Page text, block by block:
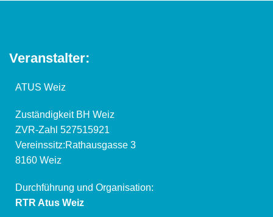
Veranstalter:
ATUS Weiz
Zuständigkeit BH Weiz
ZVR-Zahl 527515921
Vereinssitz:Rathausgasse 3
8160 Weiz
Durchführung und Organisation:
RTR Atus Weiz